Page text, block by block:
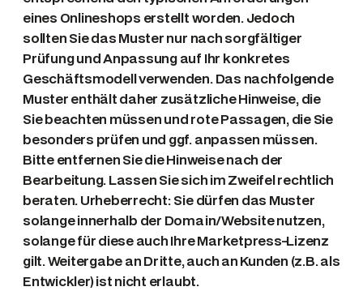
eines Onlineshops erstellt worden. Jedoch
sollten Sie das Muster nur nach sorgfältiger
Prüfung und Anpassung auf Ihr konkretes
Geschäftsmodell verwenden. Das nachfolgende
Muster enthält daher zusätzliche Hinweise, die
Sie beachten müssen und rote Passagen, die Sie
besonders prüfen und ggf. anpassen müssen.
Bitte entfernen Sie die Hinweise nach der
Bearbeitung. Lassen Sie sich im Zweifel rechtlich
beraten. Urheberrecht: Sie dürfen das Muster
solange innerhalb der Domain/Website nutzen,
solange für diese auch Ihre Marketpress-Lizenz
gilt. Weitergabe an Dritte, auch an Kunden (z.B. als
Entwickler) ist nicht erlaubt.